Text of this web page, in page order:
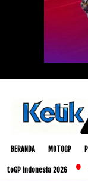
BERANDA MOTOGP
2026 ITDC